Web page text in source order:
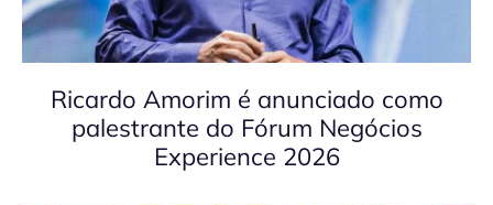
Ricardo Amorim é anunciado como
palestrante do Fórum Negócios
Experience 2026